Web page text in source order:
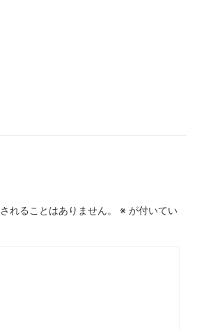
れることはありません。 ※ が付いてい